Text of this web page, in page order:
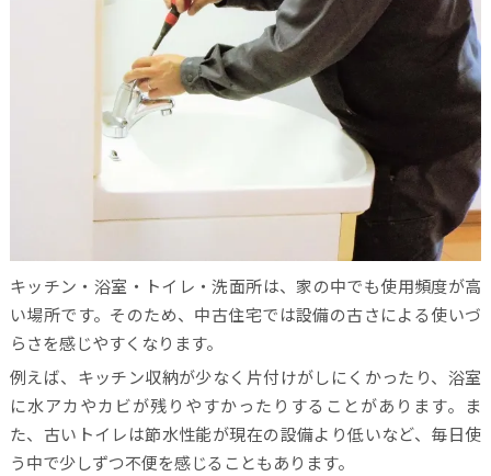
キッチン・浴室・トイレ・洗面所は、家の中でも使用頻度が高
い場所です。そのため、中古住宅では設備の古さによる使いづ
らさを感じやすくなります。
例えば、キッチン収納が少なく片付けがしにくかったり、浴室
に水アカやカビが残りやすかったりすることがあります。ま
た、古いトイレは節水性能が現在の設備より低いなど、毎日使
う中で少しずつ不便を感じることもあります。